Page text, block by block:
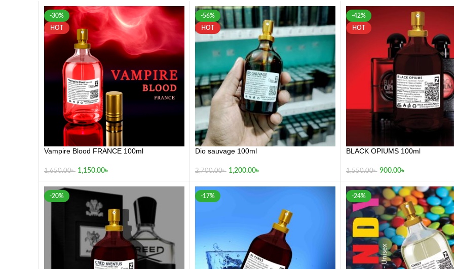
-30%
HOT
Vampire Blood FRANCE 100ml
1,650.00৳ 1,150.00৳
-56%
HOT
Dio sauvage 100ml
2,700.00৳ 1,200.00৳
-42%
HOT
BLACK OPIUMS 100ml
1,550.00৳ 900.00৳
-20% -17% -24%